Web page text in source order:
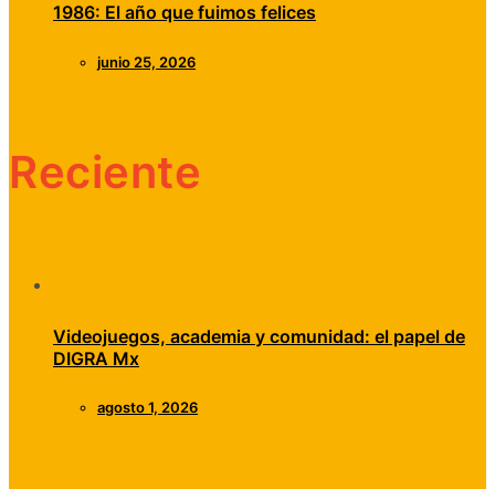
1986: El año que fuimos felices
junio 25, 2026
Reciente
Videojuegos, academia y comunidad: el papel de
DIGRA Mx
agosto 1, 2026